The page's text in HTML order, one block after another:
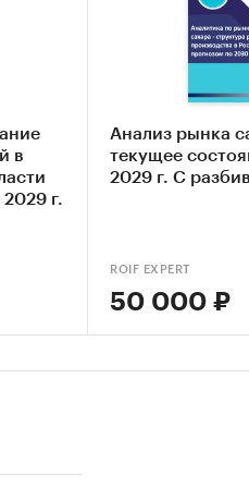
цен
в
г.
Анализ рынка
текущее
2029 г. С
ROIF EXPERT
50 000 ₽